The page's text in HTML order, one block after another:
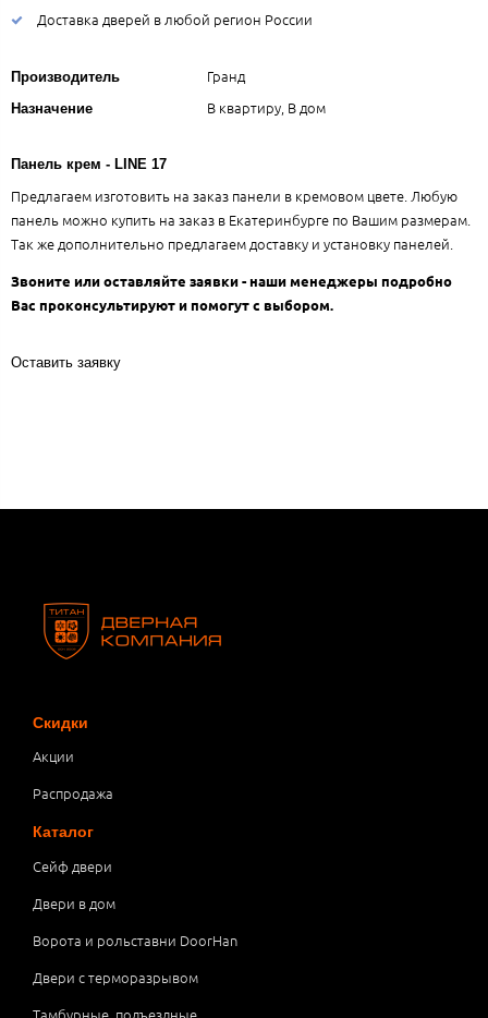
Доставка дверей в любой регион России
Производитель Гранд
Назначение В квартиру, В дом
Панель крем - LINE 17
Предлагаем изготовить на заказ панели в кремовом цвете. Любую
панель можно купить на заказ в Екатеринбурге по Вашим размерам.
Так же дополнительно предлагаем доставку и установку панелей.
Звоните или оставляйте заявки - наши менеджеры подробно
Вас проконсультируют и помогут с выбором.
Оставить заявку
Скидки
Акции
Распродажа
Каталог
Сейф двери
Двери в дом
Ворота и рольставни DoorHan
Двери с терморазрывом